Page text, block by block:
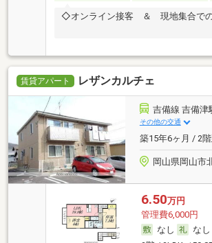
◇オンライン接客 ＆ 現地集合で
賃貸アパート レザンカルチェ
吉備線 吉備津
その他の交通
築15年6ヶ月 / 2
岡山県岡山市
6.50万円
管理費6,000円
なし
なし